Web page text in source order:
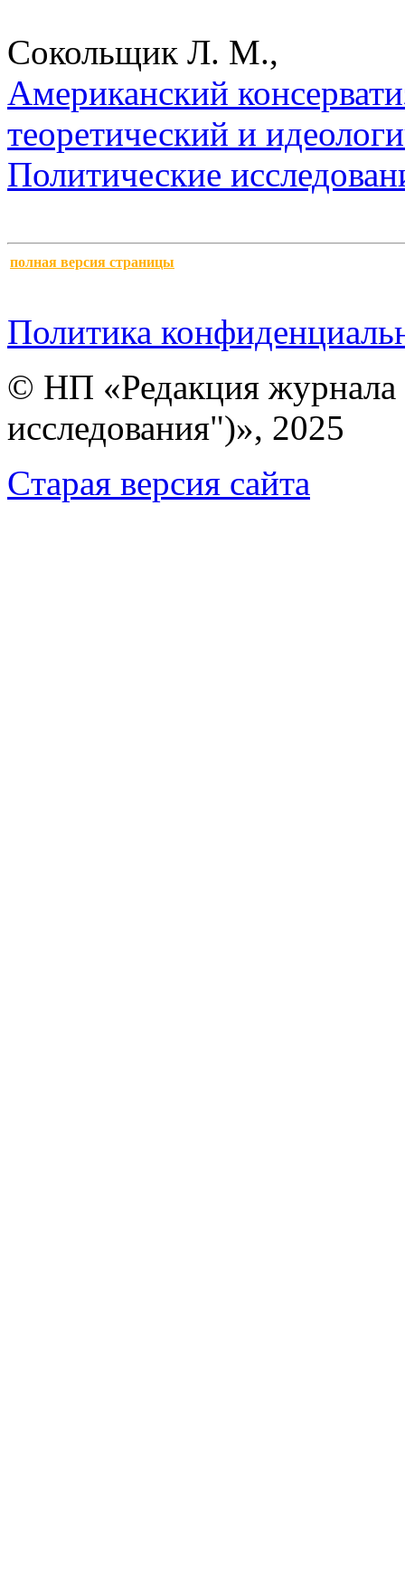
Сокольщик Л. М.,
Американский
теоретический и
Политические
полная версия страницы
Политика
© НП «Редакция
исследования")», 2025
Cтарая версия сайта